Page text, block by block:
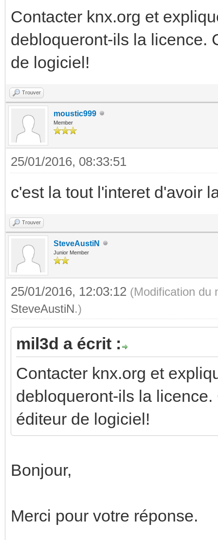
Contacter knx.org et
debloqueront-ils la licence.
de logiciel!
Trouver
moustic999
Member
25/01/2016, 08:33:51
c'est la tout l'interet d'avoir
Trouver
SteveAustiN
Junior Member
25/01/2016, 12:03:12 (Modification du
SteveAustiN.)
mil3d a écrit :
Contacter knx.org et
debloqueront-ils la
éditeur de logiciel!
Bonjour,
Merci pour votre réponse.